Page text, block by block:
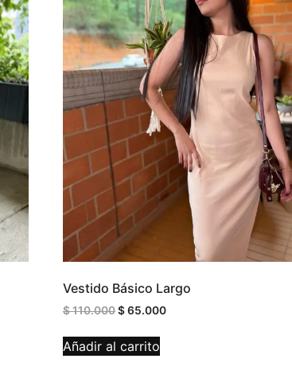
Vestido Básico Largo
$110.000$65.000
Añadir al carrito